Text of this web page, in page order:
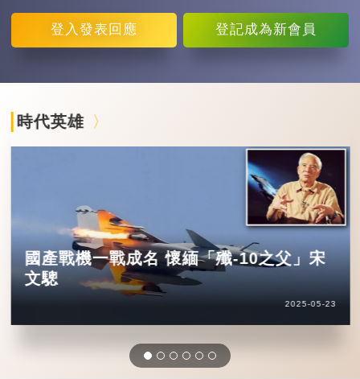
登入 發表回應 登記成為新會員
時代英雄
國產戰機一戰成名 懷緬「殲-10之父」宋
文驄
2025-05-23